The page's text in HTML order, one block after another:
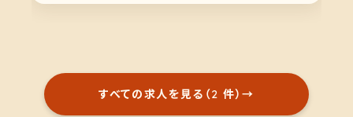
すべての求人を見る（2 件）→